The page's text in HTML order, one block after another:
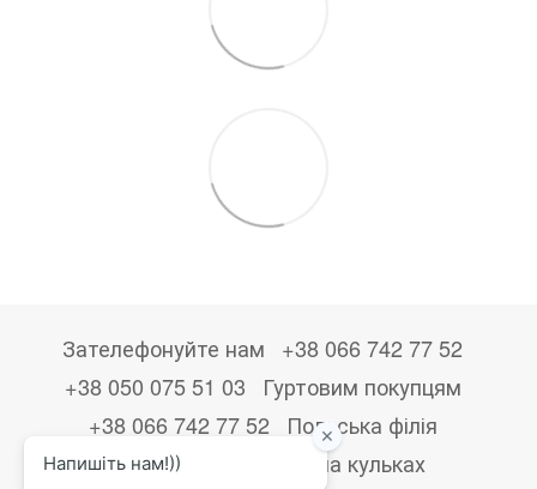
Зателефонуйте нам
+38 066 742 77 52
+38 050 075 51 03
Гуртовим покупцям
+38 066 742 77 52
Польська філія
+48533867723
Друк на кульках